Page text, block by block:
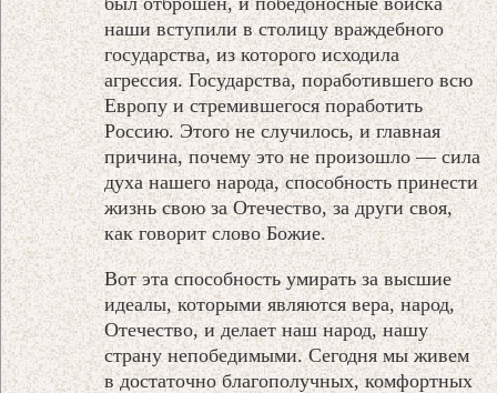
наши вступили в столицу враждебного
государства, из которого исходила
агрессия. Государства, поработившего всю
Европу и стремившегося поработить
Россию. Этого не случилось, и главная
причина, почему это не произошло — сила
духа нашего народа, способность принести
жизнь свою за Отечество, за други своя,
как говорит слово Божие.
Вот эта способность умирать за высшие
идеалы, которыми являются вера, народ,
Отечество, и делает наш народ, нашу
страну непобедимыми. Сегодня мы живем
в достаточно благополучных, комфортных